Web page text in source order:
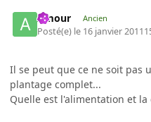
Amour Ancien
Posté(e) le 16 janvier 2011
Il se peut que ce ne soit pas
plantage complet...
Quelle est l'alimentation et